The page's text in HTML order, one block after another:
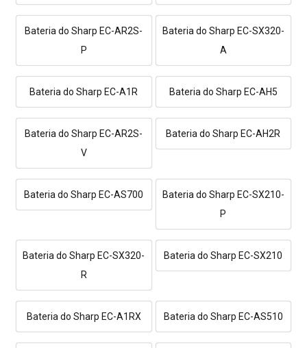
Bateria do Sharp EC-AR2S-
P
Bateria do Sharp EC-SX320-
A
Bateria do Sharp EC-A1R Bateria do Sharp EC-AH5
Bateria do Sharp EC-AR2S-
V
Bateria do Sharp EC-AH2R
Bateria do Sharp EC-AS700
Bateria do Sharp EC-SX210-
P
Bateria do Sharp EC-SX320-
R
Bateria do Sharp EC-SX210
Bateria do Sharp EC-A1RX Bateria do Sharp EC-AS510